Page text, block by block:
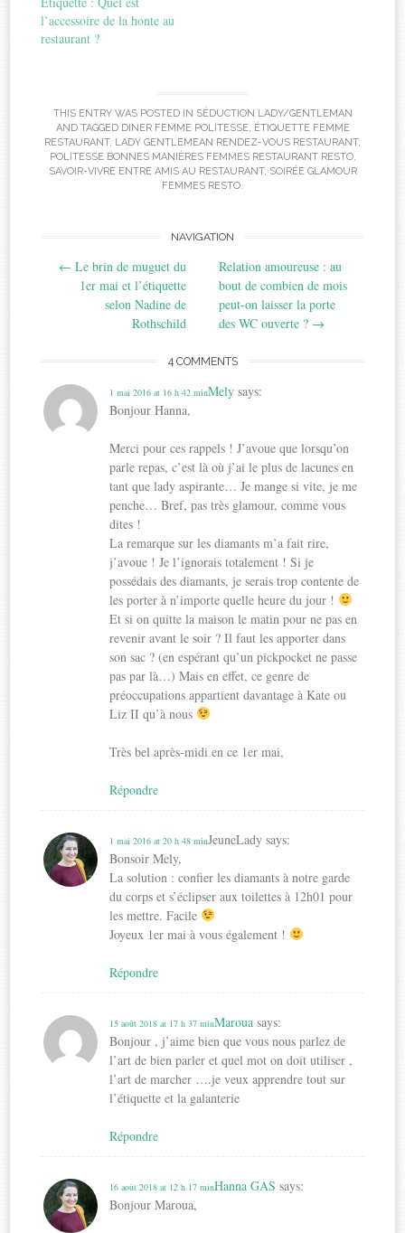
l’accessoire de la honte au
restaurant ?
THIS ENTRY WAS POSTED IN SÉDUCTION LADY/GENTLEMAN
AND TAGGED DINER FEMME POLITESSE, ÉTIQUETTE FEMME
RESTAURANT, LADY GENTLEMEAN RENDEZ-VOUS RESTAURANT,
POLITESSE BONNES MANIÈRES FEMMES RESTAURANT RESTO,
SAVOIR-VIVRE ENTRE AMIS AU RESTAURANT, SOIRÉE GLAMOUR
FEMMES RESTO.
navigation
NAVIGATION
← Le brin de muguet du
1er mai et l’étiquette
selon Nadine de
Rothschild
Relation amoureuse : au
bout de combien de mois
peut-on laisser la porte
des WC ouverte ? →
4 COMMENTS
Mely says:
1 mai 2016 at 16 h 42 min
Bonjour Hanna,
Merci pour ces rappels ! J’avoue que lorsqu’on
parle repas, c’est là où j’ai le plus de lacunes en
tant que lady aspirante… Je mange si vite, je me
penche… Bref, pas très glamour, comme vous
dites !
La remarque sur les diamants m’a fait rire,
j’avoue ! Je l’ignorais totalement ! Si je
possédais des diamants, je serais trop contente de
les porter à n’importe quelle heure du jour !
Et si on quitte la maison le matin pour ne pas en
revenir avant le soir ? Il faut les apporter dans
son sac ? (en espérant qu’un pickpocket ne passe
pas par là…) Mais en effet, ce genre de
préoccupations appartient davantage à Kate ou
Liz II qu’à nous
Très bel après-midi en ce 1er mai,
Répondre
JeuneLady says:
1 mai 2016 at 20 h 48 min
Bonsoir Mely,
La solution : confier les diamants à notre garde
du corps et s’éclipser aux toilettes à 12h01 pour
les mettre. Facile
Joyeux 1er mai à vous également !
Répondre
Maroua says:
15 août 2018 at 17 h 37 min
Bonjour , j’aime bien que vous nous parlez de
l’art de bien parler et quel mot on doit utiliser ,
l’art de marcher ….je veux apprendre tout sur
l’étiquette et la galanterie
Répondre
Hanna GAS says:
16 août 2018 at 12 h 17 min
Bonjour Maroua,